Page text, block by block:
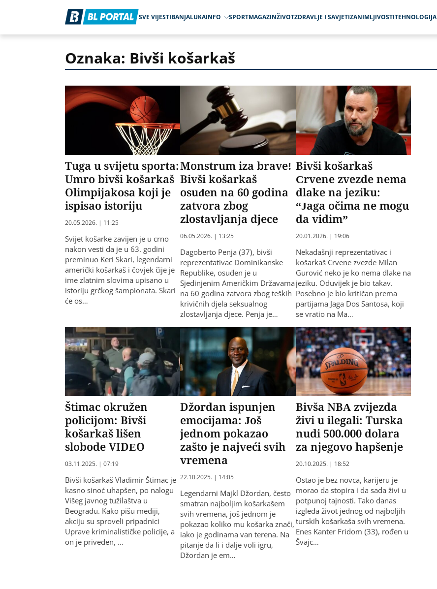
SVE VIJESTIBANJALUKAINFO SPORTMAGAZINŽIVOTZDRAVLJE I SAVJETIZANIMLJIVOSTITEHNOLOGIJA
Oznaka: Bivši košarkaš
Tuga u svijetu sporta:
Umro bivši košarkaš
Olimpijakosa koji je
ispisao istoriju
20.05.2026. | 11:25
Svijet košarke zavijen je u crno
nakon vesti da je u 63. godini
preminuo Keri Skari, legendarni
američki košarkaš i čovjek čije je
ime zlatnim slovima upisano u
istoriju grčkog šampionata. Skari
će os…
Monstrum iza brave!
Bivši košarkaš
osuđen na 60 godina
zatvora zbog
zlostavljanja djece
06.05.2026. | 13:25
Dagoberto Penja (37), bivši
reprezentativac Dominikanske
Republike, osuđen je u
Sjedinjenim Američkim Državama
na 60 godina zatvora zbog teških
krivičnih djela seksualnog
zlostavljanja djece. Penja je…
Bivši košarkaš
Crvene zvezde nema
dlake na jeziku:
“Jaga očima ne mogu
da vidim”
20.01.2026. | 19:06
Nekadašnji reprezentativac i
košarkaš Crvene zvezde Milan
Gurović neko je ko nema dlake na
jeziku. Oduvijek je bio takav.
Posebno je bio kritičan prema
partijama Jaga Dos Santosa, koji
se vratio na Ma…
Štimac okružen
policijom: Bivši
košarkaš lišen
slobode VIDEO
03.11.2025. | 07:19
Bivši košarkaš Vladimir Štimac je
kasno sinoć uhapšen, po nalogu
Višeg javnog tužilaštva u
Beogradu. Kako pišu mediji,
akciju su sproveli pripadnici
Uprave kriminalističke policije, a
on je priveden, …
Džordan ispunjen
emocijama: Još
jednom pokazao
zašto je najveći svih
vremena
22.10.2025. | 14:05
Legendarni Majkl Džordan, često
smatran najboljim košarkašem
svih vremena, još jednom je
pokazao koliko mu košarka znači,
iako je godinama van terena. Na
pitanje da li i dalje voli igru,
Džordan je em…
Bivša NBA zvijezda
živi u ilegali: Turska
nudi 500.000 dolara
za njegovo hapšenje
20.10.2025. | 18:52
Ostao je bez novca, karijeru je
morao da stopira i da sada živi u
potpunoj tajnosti. Tako danas
izgleda život jednog od najboljih
turskih košarkaša svih vremena.
Enes Kanter Fridom (33), rođen u
Švajc…